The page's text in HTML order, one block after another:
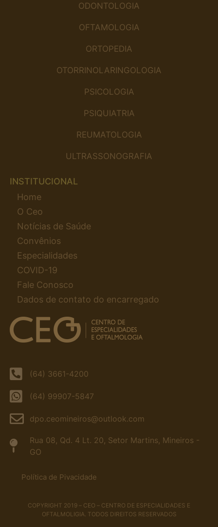
ODONTOLOGIA
OFTAMOLOGIA
ORTOPEDIA
OTORRINOLARINGOLOGIA
PSICOLOGIA
PSIQUIATRIA
REUMATOLOGIA
ULTRASSONOGRAFIA
INSTITUCIONAL
Home
O Ceo
Notícias de Saúde
Convênios
Especialidades
COVID-19
Fale Conosco
Dados de contato do encarregado
(64) 3661-4200
(64) 99907-5847
dpo.ceomineiros@outlook.com
Rua 08, Qd. 4 Lt. 20, Setor Martins, Mineiros -
GO
Política de Pivacidade
COPYRIGHT 2019 – CEO – CENTRO DE ESPECIALIDADES E
OFTALMOLIGIA. TODOS DIREITOS RESERVADOS